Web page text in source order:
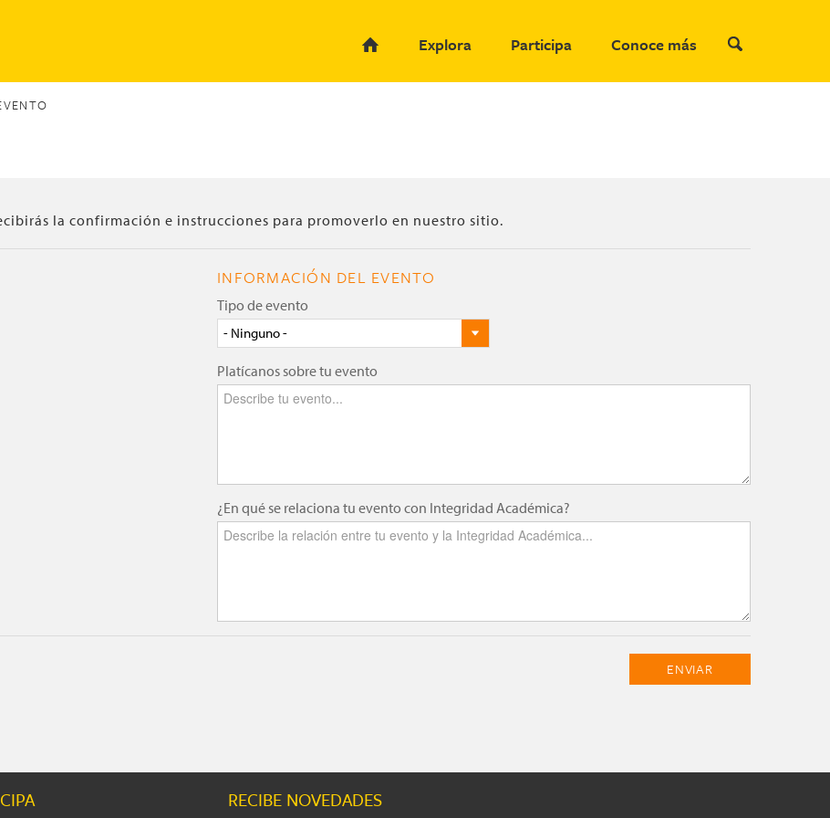
Explora
Participa Conoce más
la confirmación e instrucciones para promoverlo en nuestro sitio.
INFORMACIÓN DEL EVENTO
Tipo de evento
- Ninguno -
Platícanos sobre tu evento
¿En qué se relaciona tu evento con Integridad Académica?
RECIBE NOVEDADES